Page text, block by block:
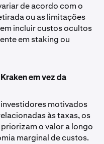
de acordo com o
ou as limitações
incluir custos ocultos
em staking ou
em vez da
motivados
às taxas, os
o valor a longo
marginal de custos.